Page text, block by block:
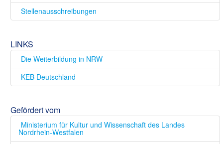
Stellenausschreibungen
LINKS
Die Weiterbildung in NRW
KEB Deutschland
Gefördert vom
Ministerium für Kultur und Wissenschaft des Landes
Nordrhein-Westfalen